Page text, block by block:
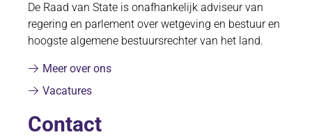
De Raad van State is onafhankelijk adviseur van
regering en parlement over wetgeving en bestuur en
hoogste algemene bestuursrechter van het land.
Meer over ons
Vacatures
Contact